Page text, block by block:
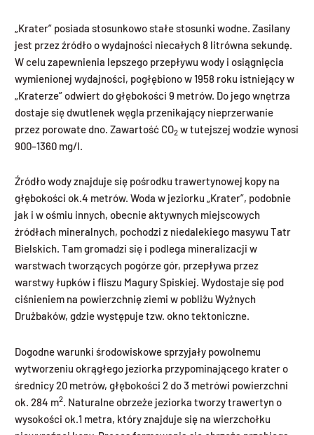
„Krater” posiada stosunkowo stałe stosunki wodne. Zasilany
jest przez źródło o wydajności niecałych 8 litrówna sekundę.
W celu zapewnienia lepszego przepływu wody i osiągnięcia
wymienionej wydajności, pogłębiono w 1958 roku istniejący w
„Kraterze” odwiert do głębokości 9 metrów. Do jego wnętrza
dostaje się dwutlenek węgla przenikający nieprzerwanie
przez porowate dno. Zawartość CO2 w tutejszej wodzie wynosi
900–1360 mg/l.
Źródło wody znajduje się pośrodku trawertynowej kopy na
głębokości ok.4 metrów. Woda w jeziorku „Krater”, podobnie
jak i w ośmiu innych, obecnie aktywnych miejscowych
źródłach mineralnych, pochodzi z niedalekiego masywu Tatr
Bielskich. Tam gromadzi się i podlega mineralizacji w
warstwach tworzących pogórze gór, przepływa przez
warstwy łupków i fliszu Magury Spiskiej. Wydostaje się pod
ciśnieniem na powierzchnię ziemi w pobliżu Wyżnych
Drużbaków, gdzie występuje tzw. okno tektoniczne.
Dogodne warunki środowiskowe sprzyjały powolnemu
wytworzeniu okrągłego jeziorka przypominającego krater o
średnicy 20 metrów, głębokości 2 do 3 metrówi powierzchni
ok. 284 m2. Naturalne obrzeże jeziorka tworzy trawertyn o
wysokości ok.1 metra, który znajduje się na wierzchołku